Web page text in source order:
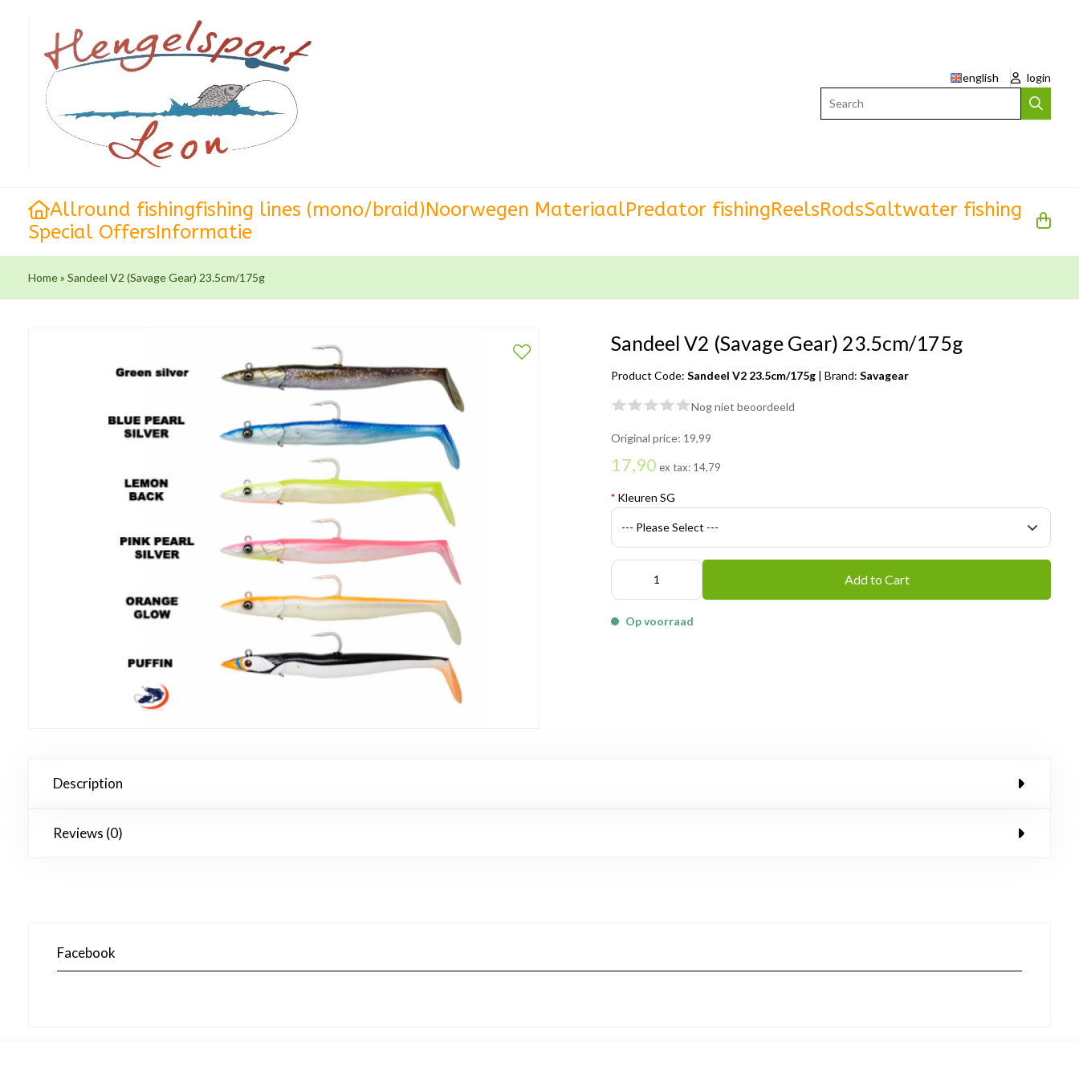
english
login
Allround fishingfishing lines (mono/braid)Noorwegen MateriaalPredator fishingReelsRodsSaltwater fishing
Special OffersInformatie
Home» Sandeel V2 (Savage Gear) 23.5cm/175g
Sandeel V2 (Savage Gear) 23.5cm/175g
Product Code:Sandeel V2 23.5cm/175g |Brand:Savagear
Nog niet beoordeeld
Original price: 19,99
17,90 ex tax: 14,79
* Kleuren SG
Add to Cart
Op voorraad
Description
Reviews (0)
Facebook